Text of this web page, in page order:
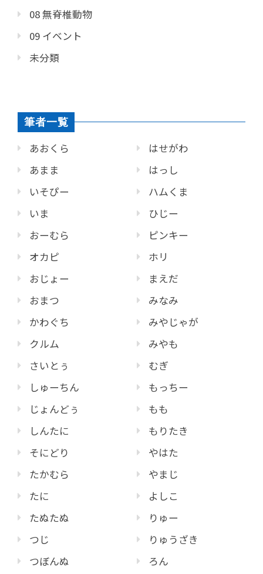
08 無脊椎動物
09 イベント
未分類
筆者一覧
あおくら
あまま
いそぴー
いま
おーむら
オカピ
おじょー
おまつ
かわぐち
クルム
さいとぅ
しゅーちん
じょんどぅ
しんたに
そにどり
たかむら
たに
たぬたぬ
つじ
つぼんぬ
はせがわ
はっし
ハムくま
ひじー
ピンキー
ホリ
まえだ
みなみ
みやじゃが
みやも
むぎ
もっちー
もも
もりたき
やはた
やまじ
よしこ
りゅー
りゅうざき
ろん